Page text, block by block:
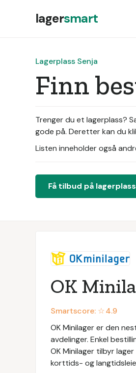
lagersmart
Lagerplass Senja
Finn
Trenger du et lagerplass?
gode på. Deretter kan du
Listen inneholder også
Få tilbud på lagerplass
OK
Smartscore: ☆4.9
OK Minilager er den
avdelinger. Enkel
OK Minilager tilbyr
korttids- og